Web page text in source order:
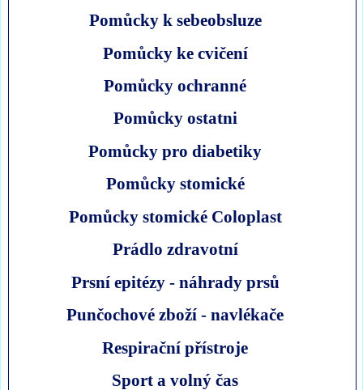
Pomůcky k sebeobsluze
Pomůcky ke cvičení
Pomůcky ochranné
Pomůcky ostatni
Pomůcky pro diabetiky
Pomůcky stomické
Pomůcky stomické Coloplast
Prádlo zdravotní
Prsní epitézy - náhrady prsů
Punčochové zboží - navlékače
Respirační přístroje
Sport a volný čas